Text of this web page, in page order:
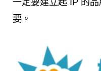
要。